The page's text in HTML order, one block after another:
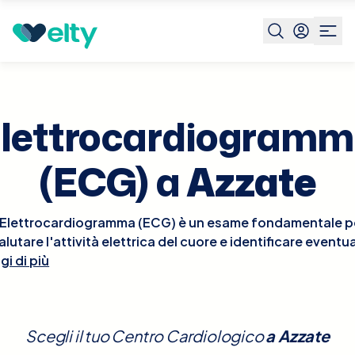
Prenota visita Azzate
(ECG) aAzzate
(ECG) è un esame fondamentale
l'attività elettrica del cuore e identificare
cardiache come aritmie, ischemie o infarti.
Non sono necessarie preparazioni speciali
di più
Scegli il tuo Centro CardiologicoaAzzate